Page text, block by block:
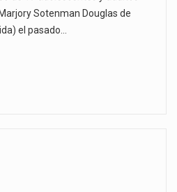
Sotenman Douglas de
el pasado…